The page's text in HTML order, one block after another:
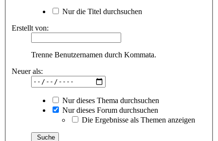
Nur die Titel durchsuchen
Erstellt von:
Trenne Benutzernamen durch Kommata.
Neuer als:
Nur dieses Thema durchsuchen
Nur dieses Forum durchsuchen
Die Ergebnisse als Themen anzeigen